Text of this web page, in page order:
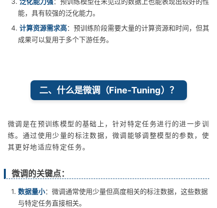
能，具有较强的泛化能力。
4. 计算资源需求高：预训练阶段需要大量的计算资源和时间，但其
成果可以复用于多个下游任务。
二、什么是微调（Fine-Tuning）？
微调是在预训练模型的基础上，针对特定任务进行的进一步训
练。通过使用少量的标注数据，微调能够调整模型的参数，使
其更好地适应特定任务。
微调的关键点：
1. 数据量小：微调通常使用少量但高度相关的标注数据，这些数据
与特定任务直接相关。